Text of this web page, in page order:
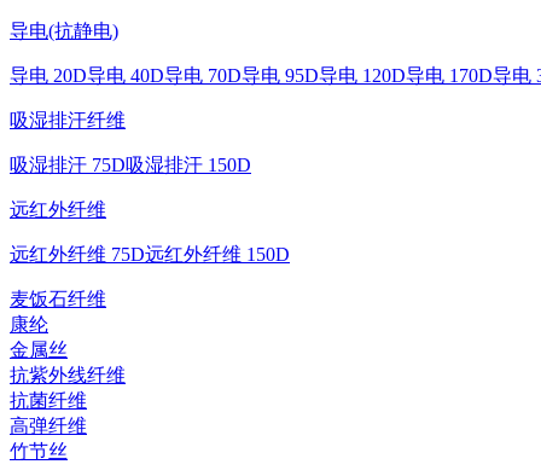
导电(抗静电)
导电 20D导电 40D导电 70D导电 95D导电 120D导电 170D导电
吸湿排汗纤维
吸湿排汗 75D吸湿排汗 150D
远红外纤维
远红外纤维 75D远红外纤维 150D
麦饭石纤维
康纶
金属丝
抗紫外线纤维
抗菌纤维
高弹纤维
竹节丝